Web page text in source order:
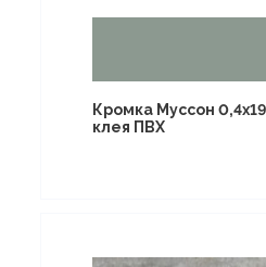
Кромка Муссон
клея ПВХ